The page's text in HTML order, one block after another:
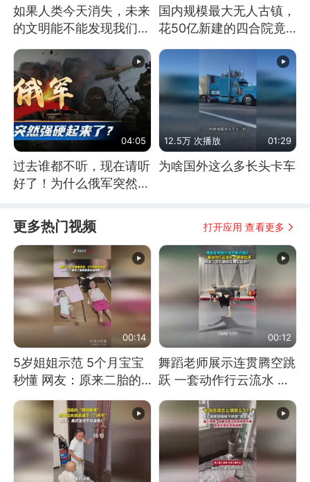
如果人类今天消失，未来
的文明能不能发现我们存
国内规模最大无人古镇，
花50亿新建的四合院竟
04:05
过去谁都不听，现在请听
好了！为什么俄军突然强
12.5万 次播放 01:29
为啥国外这么多长头卡车
更多热门视频 打开应用 查看更多
00:14
5岁姐姐示范 5个月宝宝
秒懂 网友：原来二胎的
快乐长这样
00:12
舞蹈老师展示连贯腾空跳
跃 一套动作行云流水 节
奏感拉满 网友：怎么做
到又舞又武的？